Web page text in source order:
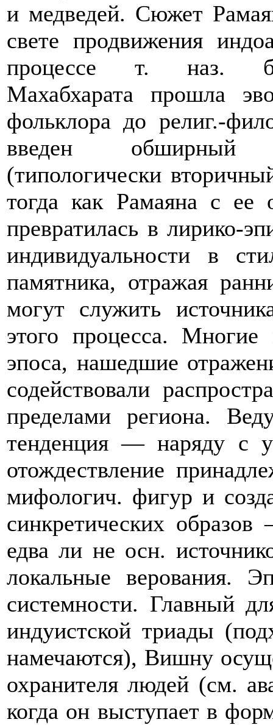
и медведей. Сюжет
свете продвижения
процессе т. наз.
Махабхарата прошла
фольклора до религ.-
введен обширный
(типологически
тогда как Рамаяна с ее
превратилась в лирико-
индивидуальности в
памятника, отражая
могут служить
этого процесса.
эпоса, нашедшие
содействовали
пределами региона.
тенденция — наряду с
отождествление
мифологич. фигур и
синкретических
едва ли не осн.
локальные верования.
системности. Главный
индуистской триады
намечаются), Вишну
охранителя людей (см.
когда он выступает в